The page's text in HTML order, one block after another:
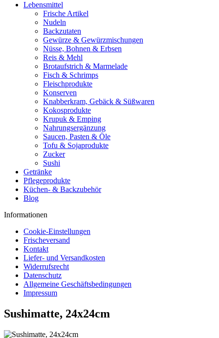
Lebensmittel
Frische Artikel
Nudeln
Backzutaten
Gewürze & Gewürzmischungen
Nüsse, Bohnen & Erbsen
Reis & Mehl
Brotaufstrich & Marmelade
Fisch & Schrimps
Fleischprodukte
Konserven
Knabberkram, Gebäck & Süßwaren
Kokosprodukte
Krupuk & Emping
Nahrungsergänzung
Saucen, Pasten & Öle
Tofu & Sojaprodukte
Zucker
Sushi
Getränke
Pflegeprodukte
Küchen- & Backzubehör
Blog
Informationen
Cookie-Einstellungen
Frischeversand
Kontakt
Liefer- und Versandkosten
Widerrufsrecht
Datenschutz
Allgemeine Geschäftsbedingungen
Impressum
Sushimatte, 24x24cm